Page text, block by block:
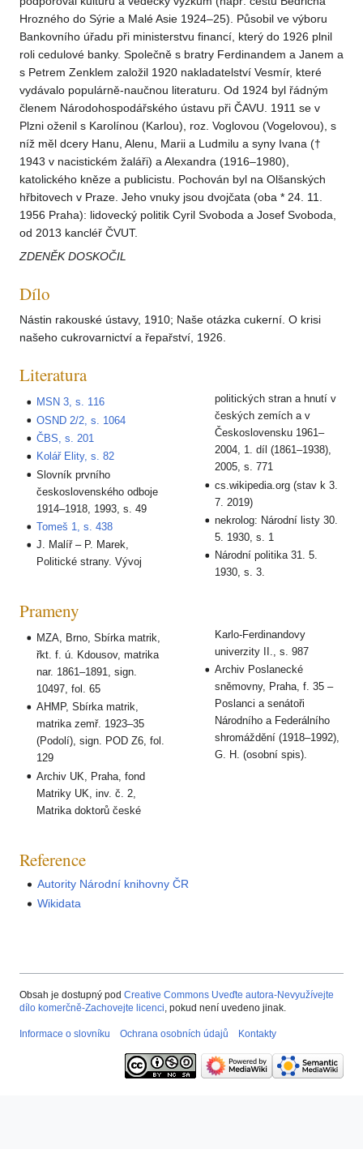
Hrozného do Sýrie a Malé Asie 1924–25). Působil ve výboru
Bankovního úřadu při ministerstvu financí, který do 1926 plnil
roli cedulové banky. Společně s bratry Ferdinandem a Janem a
s Petrem Zenklem založil 1920 nakladatelství Vesmír, které
vydávalo populárně-naučnou literaturu. Od 1924 byl řádným
členem Národohospodářského ústavu při ČAVU. 1911 se v
Plzni oženil s Karolínou (Karlou), roz. Voglovou (Vogelovou), s
níž měl dcery Hanu, Alenu, Marii a Ludmilu a syny Ivana (†
1943 v nacistickém žaláři) a Alexandra (1916–1980),
katolického kněze a publicistu. Pochován byl na Olšanských
hřbitovech v Praze. Jeho vnuky jsou dvojčata (oba * 24. 11.
1956 Praha): lidovecký politik Cyril Svoboda a Josef Svoboda,
od 2013 kancléř ČVUT.
ZDENĚK DOSKOČIL
Dílo
Nástin rakouské ústavy, 1910; Naše otázka cukerní. O krisi
našeho cukrovarnictví a řepařství, 1926.
Literatura
MSN 3, s. 116
OSND 2/2, s. 1064
ČBS, s. 201
Kolář Elity, s. 82
Slovník prvního
československého odboje
1914–1918, 1993, s. 49
Tomeš 1, s. 438
J. Malíř – P. Marek,
Politické strany. Vývoj
politických stran a hnutí v
českých zemích a v
Československu 1961–
2004, 1. díl (1861–1938),
2005, s. 771
cs.wikipedia.org (stav k 3.
7. 2019)
nekrolog: Národní listy 30.
5. 1930, s. 1
Národní politika 31. 5.
1930, s. 3.
Prameny
MZA, Brno, Sbírka matrik,
řkt. f. ú. Kdousov, matrika
nar. 1861–1891, sign.
10497, fol. 65
AHMP, Sbírka matrik,
matrika zemř. 1923–35
(Podolí), sign. POD Z6, fol.
129
Archiv UK, Praha, fond
Matriky UK, inv. č. 2,
Matrika doktorů české
Karlo-Ferdinandovy
univerzity II., s. 987
Archiv Poslanecké
sněmovny, Praha, f. 35 –
Poslanci a senátoři
Národního a Federálního
shromáždění (1918–1992),
G. H. (osobní spis).
Reference
Autority Národní knihovny ČR
Wikidata
Obsah je dostupný pod Creative Commons Uveďte autora-Nevyužívejte
dílo komerčně-Zachovejte licenci, pokud není uvedeno jinak.
Informace o slovníku Ochrana osobních údajů Kontakty